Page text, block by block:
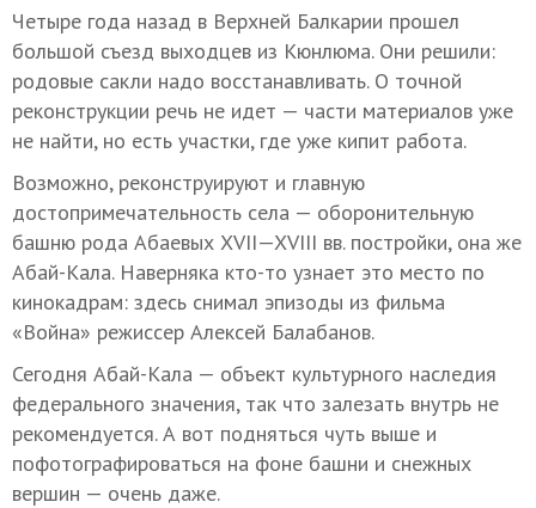
Четыре года назад в Верхней Балкарии прошел
большой съезд выходцев из Кюнлюма. Они решили:
родовые сакли надо восстанавливать. О точной
реконструкции речь не идет — части материалов уже
не найти, но есть участки, где уже кипит работа.
Возможно, реконструируют и главную
достопримечательность села — оборонительную
башню рода Абаевых XVII—XVIII вв.постройки, она же
Абай-Кала. Наверняка кто-то узнает это место по
кинокадрам: здесь снимал эпизоды из фильма
«Война» режиссер Алексей Балабанов.
Сегодня Абай-Кала — объект культурного наследия
федерального значения, так что залезать внутрь не
рекомендуется. А вот подняться чуть выше и
пофотографироваться на фоне башни и снежных
вершин — очень даже.